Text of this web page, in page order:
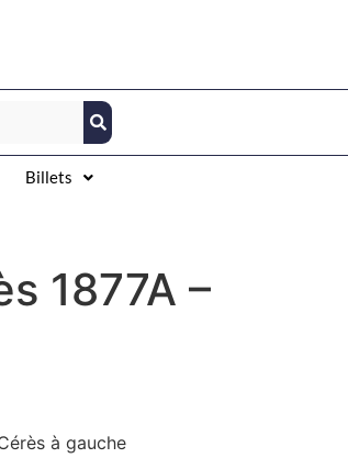
Billets
1877A –
à gauche